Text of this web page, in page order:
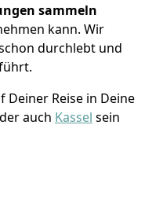
sammeln
kann. Wir
durchlebt und
Deiner Reise in Deine
auch Kassel sein